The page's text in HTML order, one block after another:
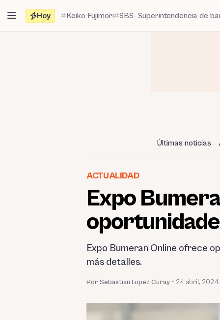
contenido
Hoy Keiko Fujimori SBS- Superintendencia de
Últimas noticias
ACTUALIDAD
Expo
Expo Bumeran Online ofrece
más detalles.
Por Sebastian Lopez Curay • 24 abril, 2024